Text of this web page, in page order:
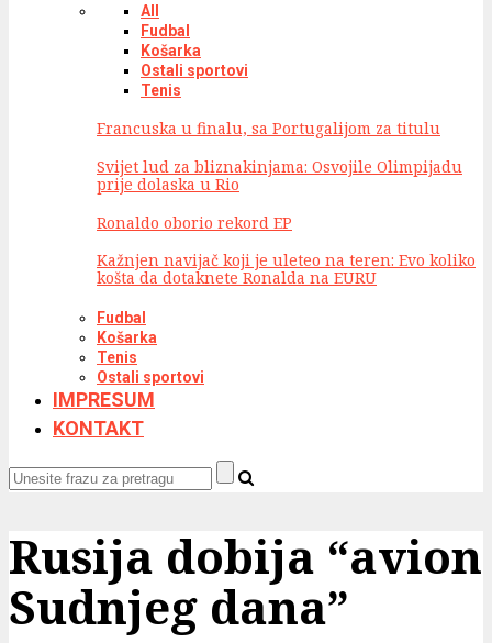
All
Fudbal
Košarka
Ostali sportovi
Tenis
Francuska u finalu, sa Portugalijom za titulu
Svijet lud za bliznakinjama: Osvojile Olimpijadu
prije dolaska u Rio
Ronaldo oborio rekord EP
Kažnjen navijač koji je uleteo na teren: Evo koliko
košta da dotaknete Ronalda na EURU
Fudbal
Košarka
Tenis
Ostali sportovi
IMPRESUM
KONTAKT
Rusija dobija “avion
Sudnjeg dana”